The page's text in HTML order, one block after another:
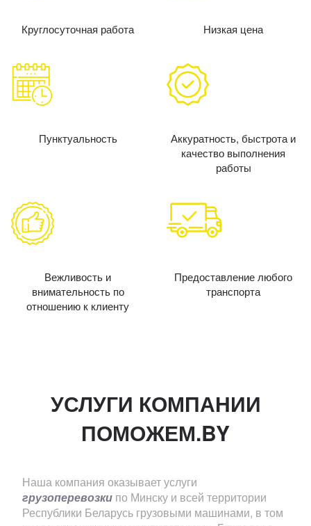
Круглосуточная работа Низкая цена
Пунктуальность
Аккуратность, быстрота и
качество выполнения
работы
Вежливость и
внимательность по
отношению к клиенту
Предоставление любого
транспорта
УСЛУГИ КОМПАНИИ
ПОМОЖЕМ.BY
Наша компания оказывает услуги
грузоперевозки по Минску и всей территории
Республики Беларусь грузовыми машинами, в том